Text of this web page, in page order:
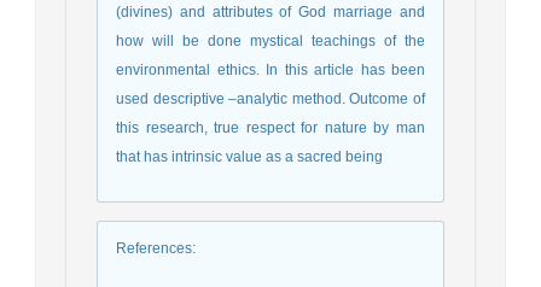
(divines) and attributes of God marriage and
how will be done mystical teachings of the
environmental ethics. In this article has been
used descriptive –analytic method. Outcome of
this research, true respect for nature by man
that has intrinsic value as a sacred being
References: